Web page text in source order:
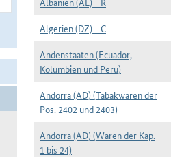
Algerien (DZ) - C
Andenstaaten (Ecuador,
Kolumbien und Peru)
Andorra (AD) (Tabakwaren der
Pos. 2402 und 2403)
Andorra (AD) (Waren der Kap.
1 bis 24)